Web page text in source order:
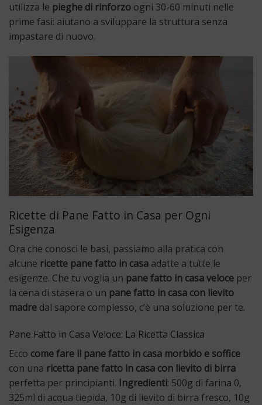
utilizza le pieghe di rinforzo ogni 30-60 minuti nelle
prime fasi: aiutano a sviluppare la struttura senza
impastare di nuovo.
Ricette di Pane Fatto in Casa per Ogni
Esigenza
Ora che conosci le basi, passiamo alla pratica con
alcune ricette pane fatto in casa adatte a tutte le
esigenze. Che tu voglia un pane fatto in casa veloce per
la cena di stasera o un pane fatto in casa con lievito
madre dal sapore complesso, c’è una soluzione per te.
Pane Fatto in Casa Veloce: La Ricetta Classica
Ecco come fare il pane fatto in casa morbido e soffice
con una ricetta pane fatto in casa con lievito di birra
perfetta per principianti. Ingredienti: 500g di farina 0,
325ml di acqua tiepida, 10g di lievito di birra fresco, 10g